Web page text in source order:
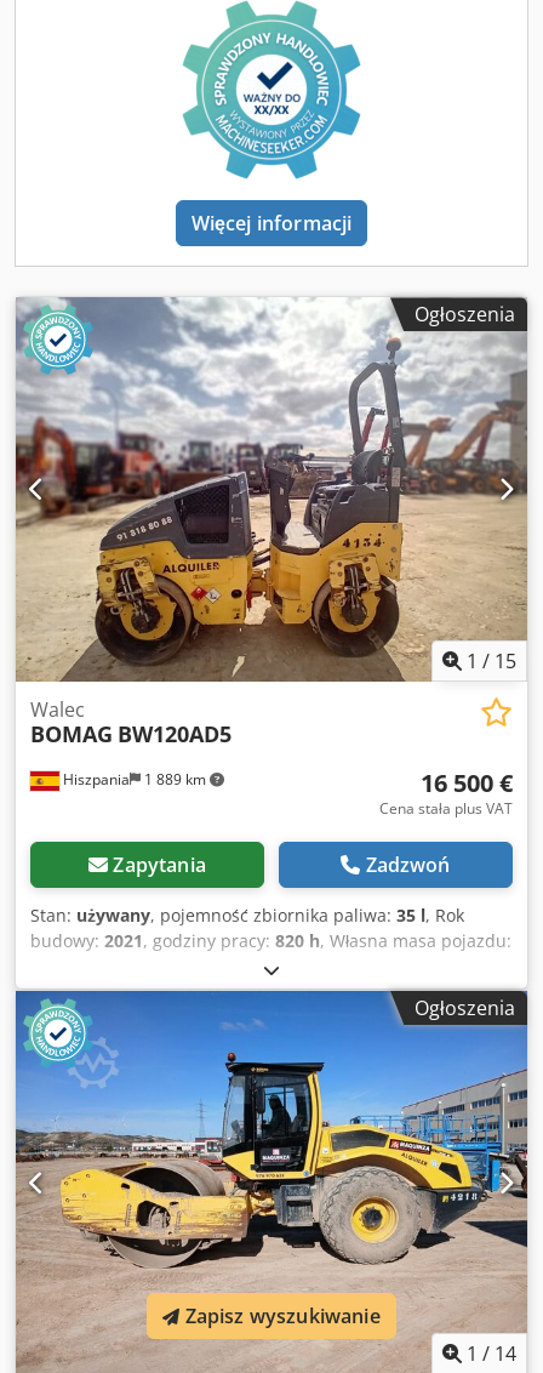
Więcej informacji
Ogłoszenia
1 / 15
Hiszpania 1 889 km
Walec
BOMAG BW120AD5
16 500 €
Cena stała plus VAT
Zapytania Zadzwoń
Stan: używany, pojemność zbiornika paliwa: 35 l, Rok
budowy: 2021, godziny pracy: 820 h, Własna masa pojazdu:
2.700 kg Djdpfx Aqey Iz A Aslsck Wymiary (dł. x szer. x wys.):
253 x 127 x 257 cm
Ogłoszenia
1 / 14
Zapisz wyszukiwanie